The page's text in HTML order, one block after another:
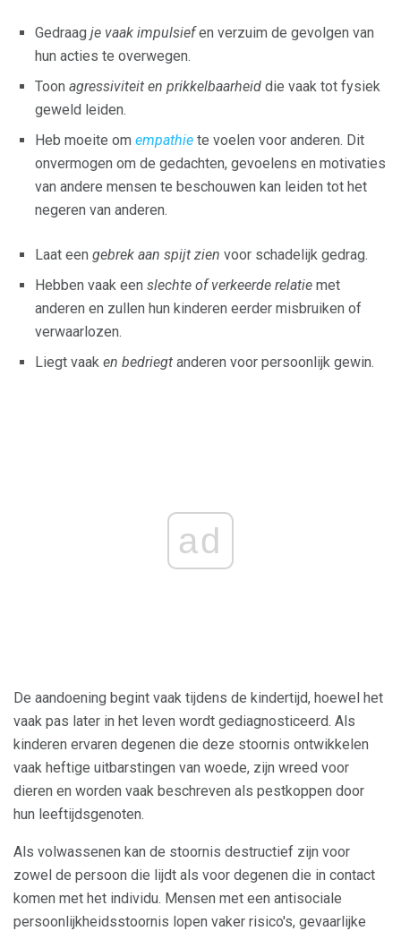
Gedraag je vaak impulsiefen verzuim de gevolgen van
hun acties te overwegen.
Toon agressiviteit en prikkelbaarheid die vaak tot fysiek
geweld leiden.
Heb moeite om empathie te voelen voor anderen. Dit
onvermogen om de gedachten, gevoelens en motivaties
van andere mensen te beschouwen kan leiden tot het
negeren van anderen.
Laat een gebrek aan spijt zien voor schadelijk gedrag.
Hebben vaak een slechte of verkeerde relatie met
anderen en zullen hun kinderen eerder misbruiken of
verwaarlozen.
Liegt vaak en bedriegt anderen voor persoonlijk gewin.
ad
De aandoening begint vaak tijdens de kindertijd, hoewel het
vaak pas later in het leven wordt gediagnosticeerd. Als
kinderen ervaren degenen die deze stoornis ontwikkelen
vaak heftige uitbarstingen van woede, zijn wreed voor
dieren en worden vaak beschreven als pestkoppen door
hun leeftijdsgenoten.
Als volwassenen kan de stoornis destructief zijn voor
zowel de persoon die lijdt als voor degenen die in contact
komen met het individu. Mensen met een antisociale
persoonlijkheidsstoornis lopen vaker risico's, gevaarlijke